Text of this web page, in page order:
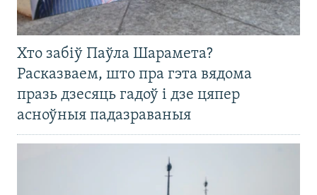
Хто забіў Паўла Шарамета?
Расказваем, што пра гэта вядома
празь дзесяць гадоў і дзе цяпер
асноўныя падазраваныя